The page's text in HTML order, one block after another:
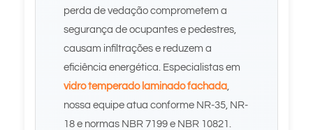
perda de vedação comprometem a
segurança de ocupantes e pedestres,
causam infiltrações e reduzem a
eficiência energética. Especialistas em
vidro temperado laminado fachada,
nossa equipe atua conforme NR-35, NR-
18 e normas NBR 7199 e NBR 10821.